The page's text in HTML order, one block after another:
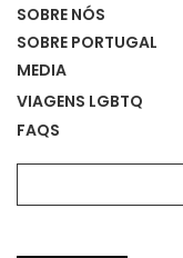
SOBRE NÓS
SOBRE PORTUGAL
MEDIA
VIAGENS LGBTQ
FAQS